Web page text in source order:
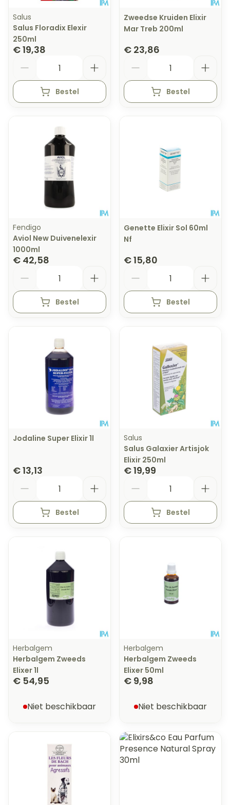
Salus
Salus Floradix Elexir
250ml
€ 19,38
Bestel
Zweedse Kruiden Elixir
Mar Treb 200ml
€ 23,86
Bestel
Fendigo
Aviol New Duivenelexir
1000ml
€ 42,58
Bestel
Genette Elixir Sol 60ml
Nf
€ 15,80
Bestel
Jodaline Super Elixir 1l
€ 13,13
Bestel
Salus
Salus Galaxier Artisjok
Elixir 250ml
€ 19,99
Bestel
Herbalgem
Herbalgem Zweeds
Elixer 1l
€ 54,95
Niet beschikbaar
Herbalgem
Herbalgem Zweeds
Elixer 50ml
€ 9,98
Niet beschikbaar